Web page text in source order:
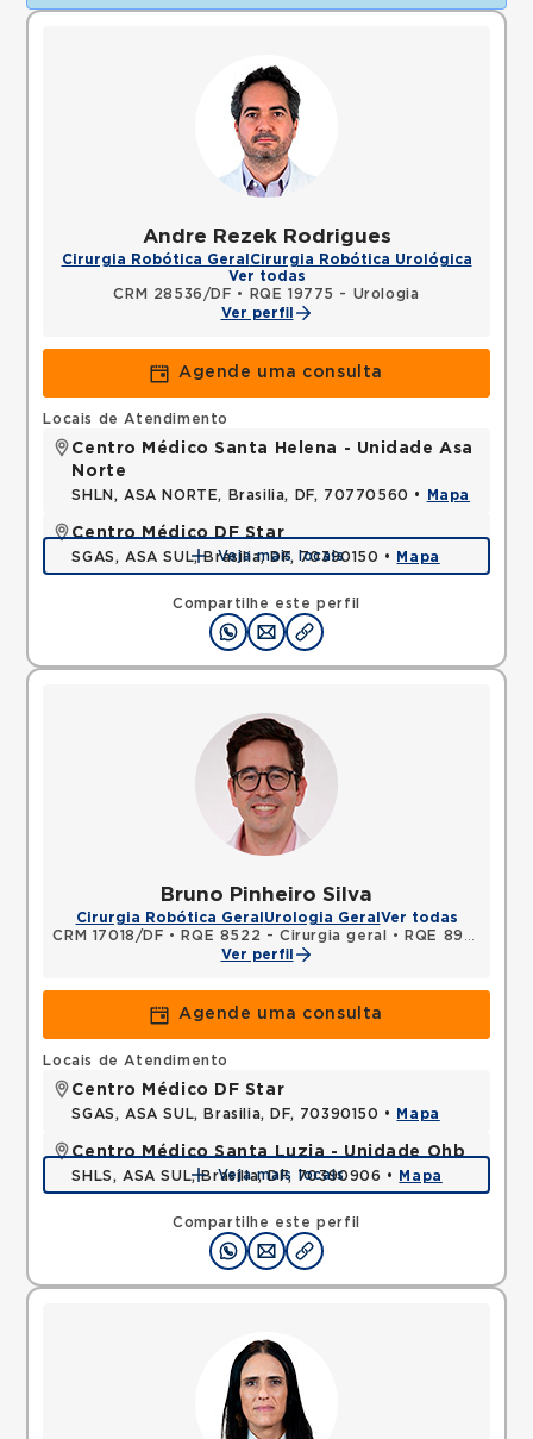
Andre Rezek Rodrigues
Cirurgia Robótica Geral Cirurgia Robótica Urológica
Ver todas
CRM 28536/DF •
RQE 19775 - Urologia
Ver perfil
Agende uma consulta
Compartilhe este perfil
Locais de Atendimento
Centro Médico Santa Helena - Unidade Asa
Norte
SHLN, ASA NORTE, Brasilia, DF, 70770560 • Mapa
Centro Médico DF Star
SGAS, ASA SUL, Brasilia, DF, 70390150 • Mapa
Veja mais locais
Bruno Pinheiro Silva
Cirurgia Robótica Geral Urologia Geral Ver todas
CRM 17018/DF • RQE 8522 - Cirurgia geral •
RQE 8978 - Urologia
Ver perfil
Agende uma consulta
Compartilhe este perfil
Locais de Atendimento
Centro Médico DF Star
SGAS, ASA SUL, Brasilia, DF, 70390150 • Mapa
Centro Médico Santa Luzia - Unidade Ohb
SHLS, ASA SUL, Brasilia, DF, 70390906 • Mapa
Veja mais locais